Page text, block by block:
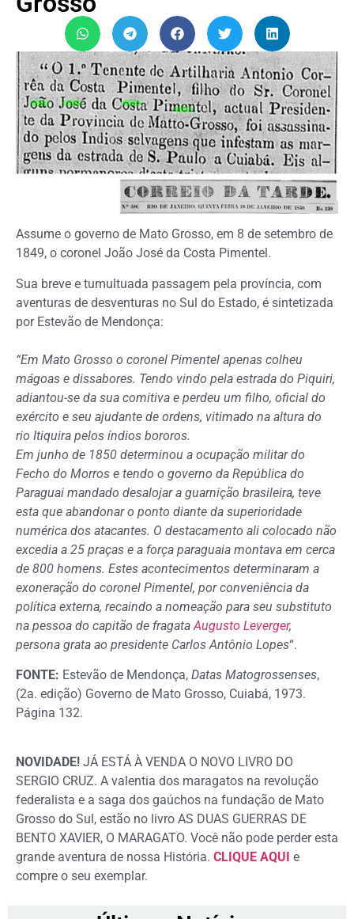
Assume o governo de Mato Grosso, em 8 de setembro de
1849, o coronel João José da Costa Pimentel.
Sua breve e tumultuada passagem pela província, com
aventuras de desventuras no Sul do Estado, é sintetizada
por Estevão de Mendonça:
“Em Mato Grosso o coronel Pimentel apenas colheu
mágoas e dissabores. Tendo vindo pela estrada do Piquiri,
adiantou-se da sua comitiva e perdeu um filho, oficial do
exército e seu ajudante de ordens, vitimado na altura do
rio Itiquira pelos índios bororos.
Em junho de 1850 determinou a ocupação militar do
Fecho do Morros e tendo o governo da República do
Paraguai mandado desalojar a guarnição brasileira, teve
esta que abandonar o ponto diante da superioridade
numérica dos atacantes. O destacamento ali colocado não
excedia a 25 praças e a força paraguaia montava em cerca
de 800 homens. Estes acontecimentos determinaram a
exoneração do coronel Pimentel, por conveniência da
política externa, recaindo a nomeação para seu substituto
na pessoa do capitão de fragata Augusto Leverger,
persona grata ao presidente Carlos Antônio Lopes“.
FONTE: Estevão de Mendonça, Datas Matogrossenses,
(2a. edição) Governo de Mato Grosso, Cuiabá, 1973.
Página 132.
NOVIDADE! JÁ ESTÁ À VENDA O NOVO LIVRO DO
SERGIO CRUZ. A valentia dos maragatos na revolução
federalista e a saga dos gaúchos na fundação de Mato
Grosso do Sul, estão no livro AS DUAS GUERRAS DE
BENTO XAVIER, O MARAGATO. Você não pode perder esta
grande aventura de nossa História. CLIQUE AQUI e
compre o seu exemplar.